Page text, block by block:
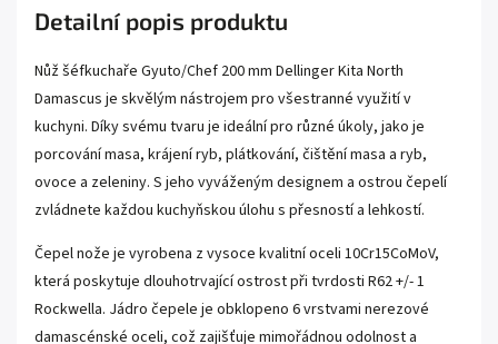
Detailní popis produktu
Nůž šéfkuchaře Gyuto/Chef 200 mm Dellinger Kita North
Damascus je skvělým nástrojem pro všestranné využití v
kuchyni. Díky svému tvaru je ideální pro různé úkoly, jako je
porcování masa, krájení ryb, plátkování, čištění masa a ryb,
ovoce a zeleniny. S jeho vyváženým designem a ostrou čepelí
zvládnete každou kuchyňskou úlohu s přesností a lehkostí.
Čepel nože je vyrobena z vysoce kvalitní oceli 10Cr15CoMoV,
která poskytuje dlouhotrvající ostrost při tvrdosti R62 +/- 1
Rockwella. Jádro čepele je obklopeno 6 vrstvami nerezové
damascénské oceli, což zajišťuje mimořádnou odolnost a